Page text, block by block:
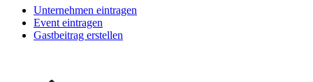
Unternehmen eintragen
Event eintragen
Gastbeitrag erstellen